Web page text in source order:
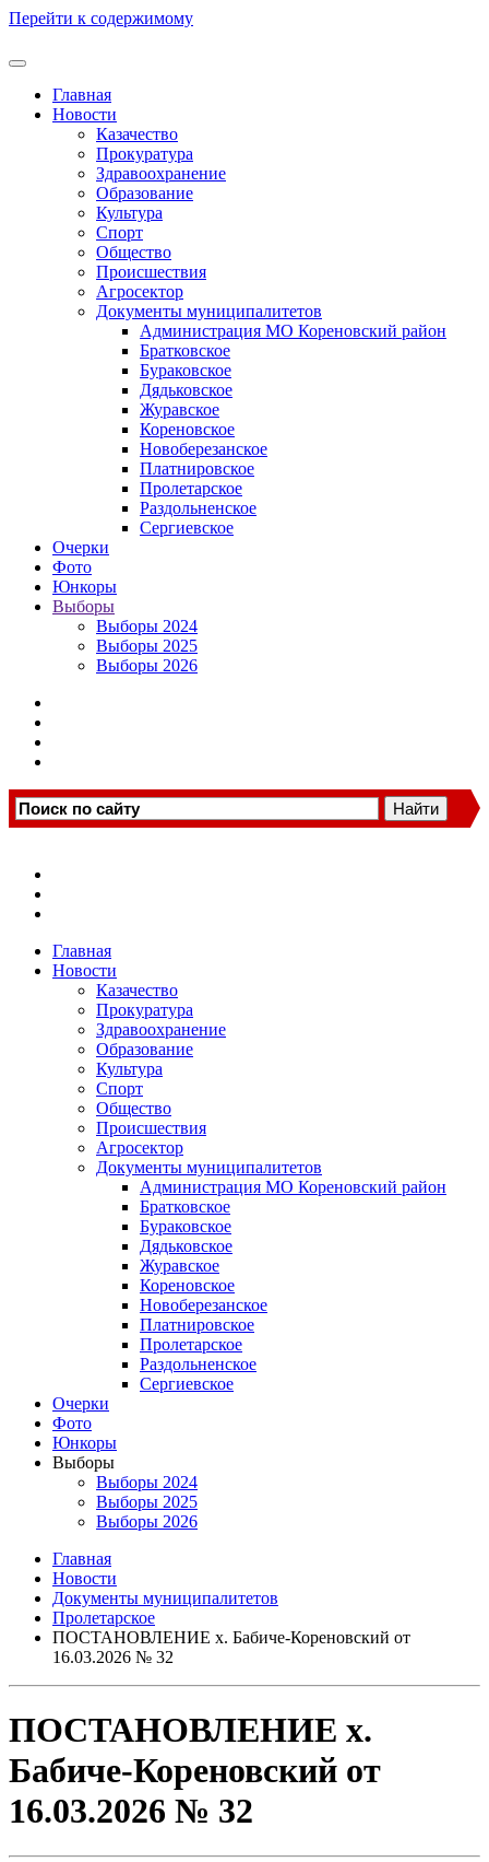
Перейти к содержимому
Главная
Новости
Казачество
Прокуратура
Здравоохранение
Образование
Культура
Спорт
Общество
Происшествия
Агросектор
Документы муниципалитетов
Администрация МО Кореновский район
Братковское
Бураковское
Дядьковское
Журавское
Кореновское
Новоберезанское
Платнировское
Пролетарское
Раздольненское
Сергиевское
Очерки
Фото
Юнкоры
Выборы
Выборы 2024
Выборы 2025
Выборы 2026
Главная
Новости
Казачество
Прокуратура
Здравоохранение
Образование
Культура
Спорт
Общество
Происшествия
Агросектор
Документы муниципалитетов
Администрация МО Кореновский район
Братковское
Бураковское
Дядьковское
Журавское
Кореновское
Новоберезанское
Платнировское
Пролетарское
Раздольненское
Сергиевское
Очерки
Фото
Юнкоры
Выборы
Выборы 2024
Выборы 2025
Выборы 2026
Главная
Новости
Документы муниципалитетов
Пролетарское
ПОСТАНОВЛЕНИЕ х. Бабиче-Кореновский от
16.03.2026 № 32
ПОСТАНОВЛЕНИЕ х.
Бабиче-Кореновский от
16.03.2026 № 32